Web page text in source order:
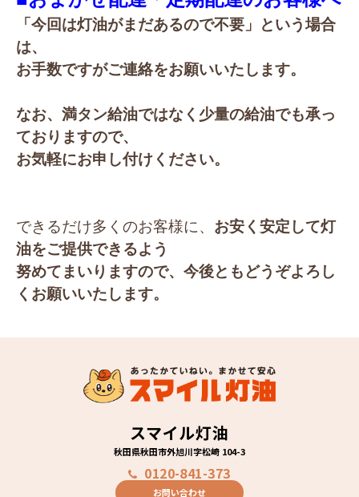
「今回は灯油がまだあるので不要」という場合
は、
お手数ですがご連絡をお願いいたします。
なお、満タン給油ではなく少量の給油でも承っ
ておりますので、
お気軽にお申し付けください。
できるだけ多くのお客様に、 お安く安定して灯
油をご提供できるよう
努めてまいりますので、 今後ともどうぞよろし
くお願いいたします。
スマイル灯油
秋田県秋田市外旭川字松崎 104-3
0120-841-373
お問い合わせ